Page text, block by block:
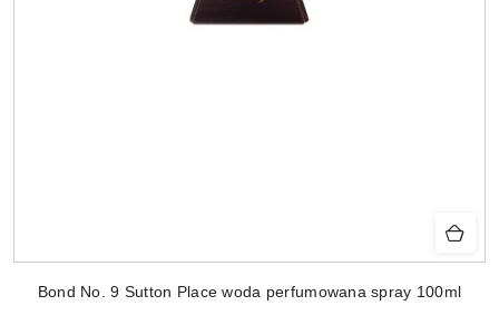
Bond No. 9 Sutton Place woda perfumowana spray 100ml